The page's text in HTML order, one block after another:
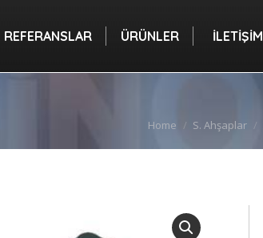
REFERANSLAR ÜRÜNLER İLETIŞIM
You are here:
Home S. Ahşaplar